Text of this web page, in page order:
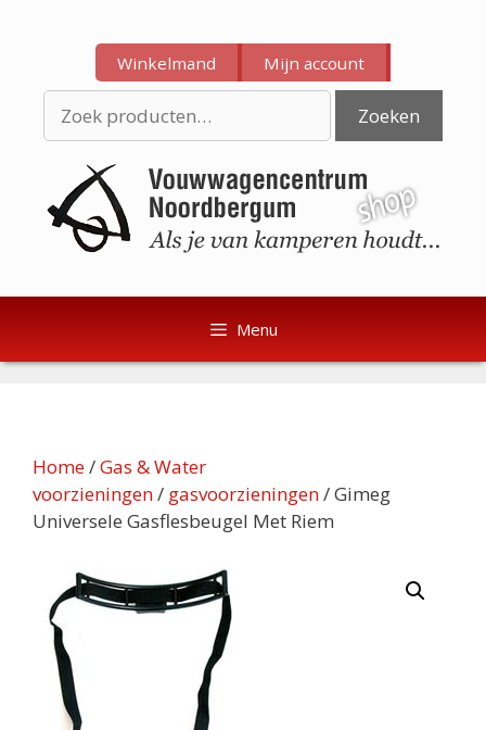
inhoud
inhoud
Winkelmand Mijn account
naar:
Zoeken
Menu
Home/Gas & Water
voorzieningen/ gasvoorzieningen/ Gimeg
Universele Gasflesbeugel Met Riem